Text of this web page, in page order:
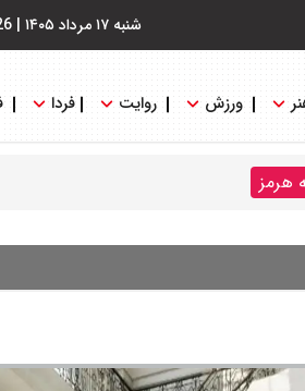
شنبه ۱۷ مرداد ۱۴۰۵ |
ورزش روایت فردا
هرمز